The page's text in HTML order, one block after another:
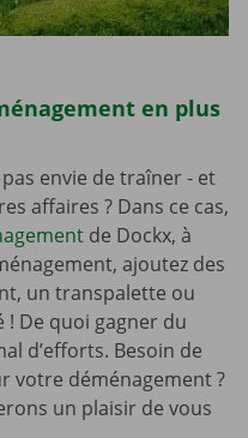
en plus
pas envie de traîner - et
affaires ? Dans ce cas,
de Dockx, à
ajoutez des
un transpalette ou
! De quoi gagner du
d’efforts. Besoin de
votre déménagement ?
un plaisir de vous